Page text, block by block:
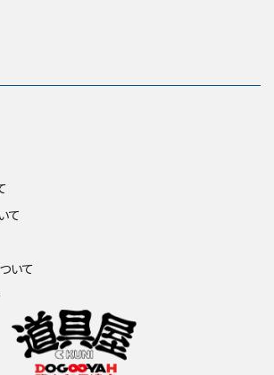
て
いて